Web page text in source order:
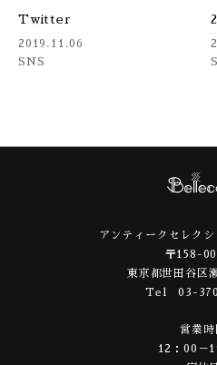
Twitter
2019.11.06
SNS
アンティークセレク
〒158-
東京都世田谷区
Tel 03-
営業時
12：00－